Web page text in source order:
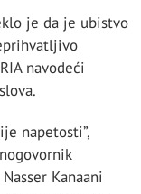
je da je ubistvo
navodeći
napetosti”,
Kanaani